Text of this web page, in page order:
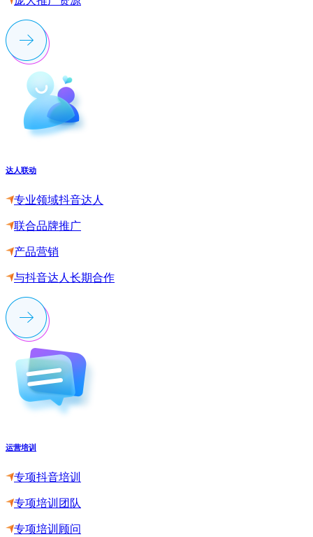
达人联动
专业领域抖音达人
联合品牌推广
产品营销
与抖音达人长期合作
运营培训
专项抖音培训
专项培训团队
专项培训顾问